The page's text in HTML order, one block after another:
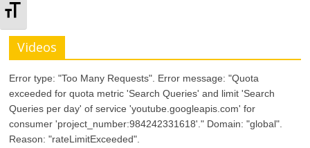
t
e
r
n
a
A
t
e
r
Videos
Error type: "Too Many Requests". Error message: "Quota
exceeded for quota metric 'Search Queries' and limit 'Search
Queries per day' of service 'youtube.googleapis.com' for
consumer 'project_number:984242331618'." Domain: "global".
Reason: "rateLimitExceeded".